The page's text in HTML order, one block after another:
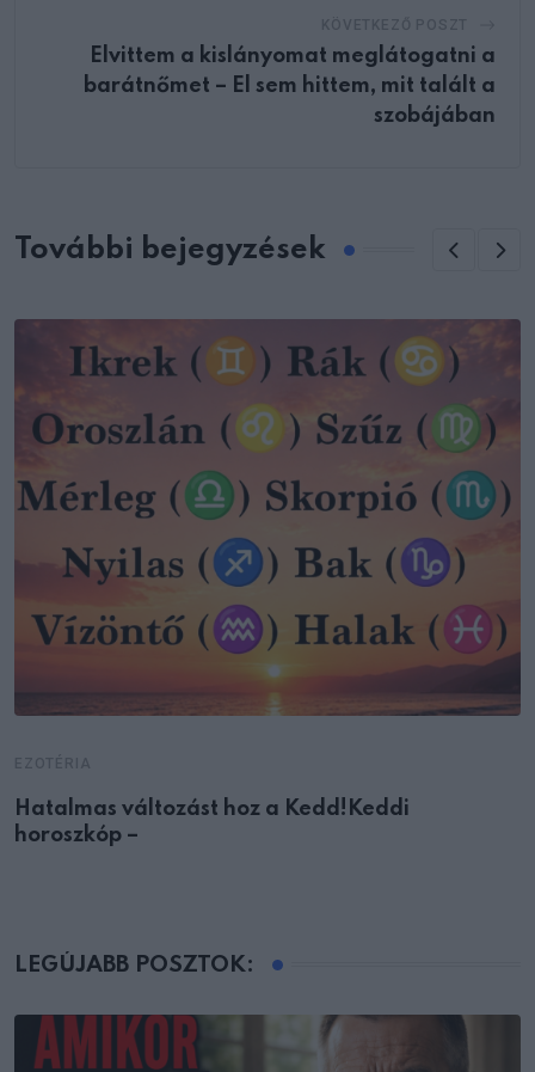
Elvittem a kislányomat meglátogatni a
barátnőmet – El sem hittem, mit talált a
szobájában
További bejegyzések
Hatalmas változást hoz a Kedd!Keddi
horoszkóp –
LEGÚJABB POSZTOK: